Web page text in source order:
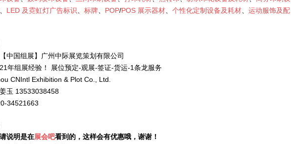
LED 及霓虹灯广告标识 标牌 POP/POS 展示器材 个性化定制设备及耗材
运动服饰及配
中国组展】广州中际展览策划有限公司
年组展经验！ 展位预定-观展-签证-货运-1条龙服务
CNIntl Exhibition & Plot Co., Ltd.
玉 13533038458
34521663
说明是在展会吧看到的，这样会有优惠哦，谢谢！